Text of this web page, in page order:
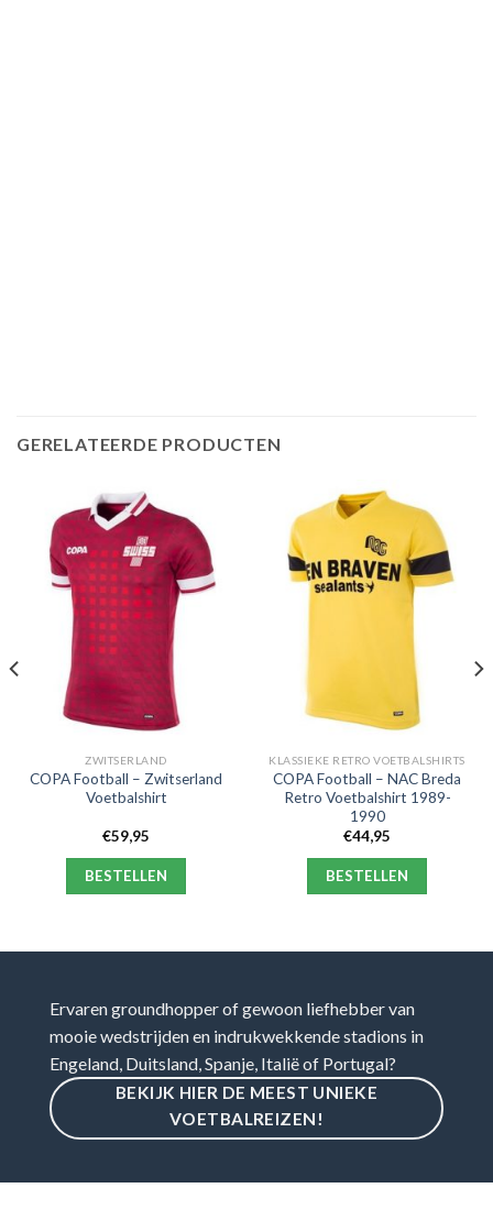
GERELATEERDE PRODUCTEN
ZWITSERLAND
COPA Football – Zwitserland
Voetbalshirt
€59,95
BESTELLEN
KLASSIEKE RETRO VOETBALSHIRTS
COPA Football – NAC Breda
Retro Voetbalshirt 1989-
1990
€44,95
BESTELLEN
Ervaren groundhopper of gewoon liefhebber van
mooie wedstrijden en indrukwekkende stadions in
Engeland, Duitsland, Spanje, Italië of Portugal?
BEKIJK HIER DE MEEST UNIEKE
VOETBALREIZEN!